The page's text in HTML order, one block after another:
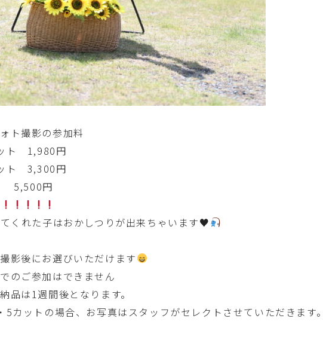
ト撮影の参加料
ト 1,980円
ト 3,300円
5,500円
くれた子はおかしつりが出来ちゃいます♥
影後にお選びいただけます
のご参加はできません
品は1週間後となります。
カットの場合、お写真はスタッフがセレクトさせていただきます